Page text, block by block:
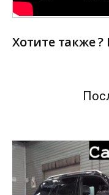
Хотите также